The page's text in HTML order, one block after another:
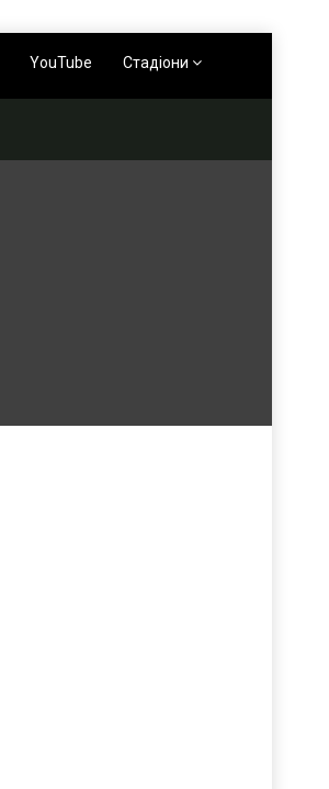
YouTube Стадіони